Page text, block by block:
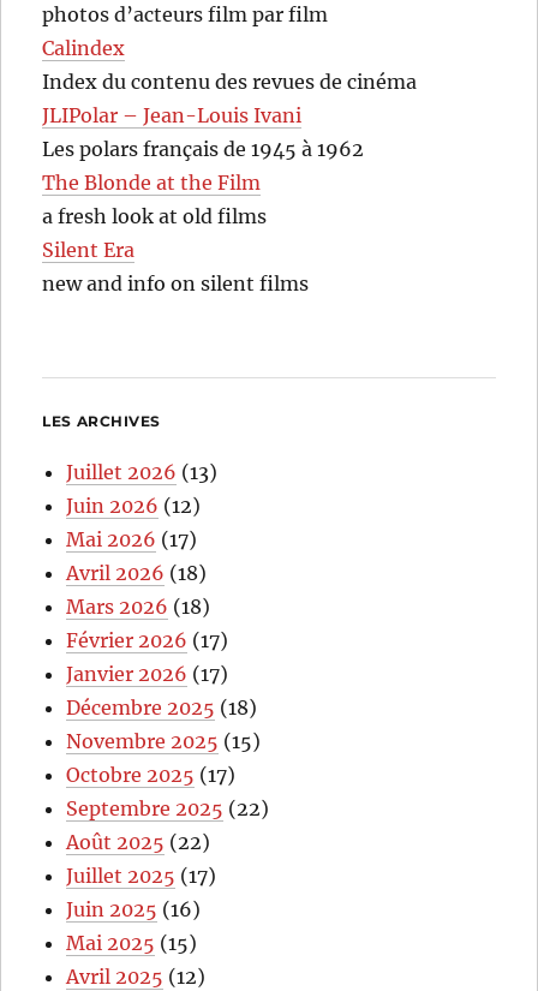
photos d’acteurs film par film
Calindex
Index du contenu des revues de cinéma
JLIPolar – Jean-Louis Ivani
Les polars français de 1945 à 1962
The Blonde at the Film
a fresh look at old films
Silent Era
new and info on silent films
LES ARCHIVES
Juillet 2026 (13)
Juin 2026 (12)
Mai 2026 (17)
Avril 2026 (18)
Mars 2026 (18)
Février 2026 (17)
Janvier 2026 (17)
Décembre 2025 (18)
Novembre 2025 (15)
Octobre 2025 (17)
Septembre 2025 (22)
Août 2025 (22)
Juillet 2025 (17)
Juin 2025 (16)
Mai 2025 (15)
Avril 2025 (12)